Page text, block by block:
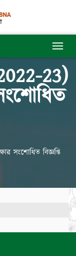
23)
সংশোধিত বিজ্ঞপ্তি